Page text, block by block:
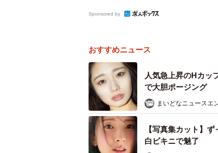
Sponsored by
おすすめニュース
人気急上昇のHカ
で大胆ポージング
まいどなニュースエ
【写真集カット】
白ビキニで魅了